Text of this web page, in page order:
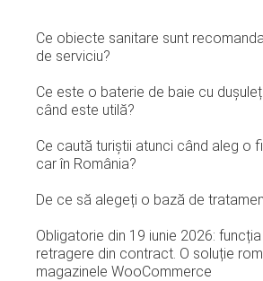
Ce obiecte sanitare sunt
de serviciu?
Ce este o baterie de baie cu
când este utilă?
Ce caută turiștii atunci când aleg o
car în România?
De ce să alegeți o bază de
Obligatorie din 19 iunie 2026:
retragere din contract. O soluție
magazinele WooCommerce